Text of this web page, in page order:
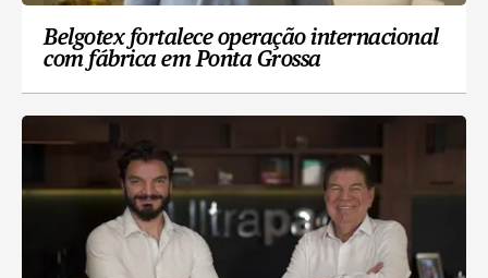
Belgotex fortalece operação internacional
com fábrica em Ponta Grossa